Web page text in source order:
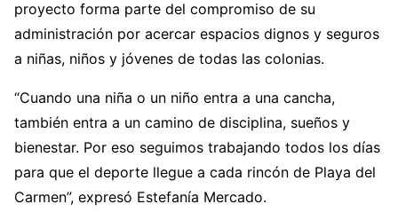
proyecto forma parte del compromiso de su
administración por acercar espacios dignos y seguros
a niñas, niños y jóvenes de todas las colonias.
“Cuando una niña o un niño entra a una cancha,
también entra a un camino de disciplina, sueños y
bienestar. Por eso seguimos trabajando todos los días
para que el deporte llegue a cada rincón de Playa del
Carmen”, expresó Estefanía Mercado.